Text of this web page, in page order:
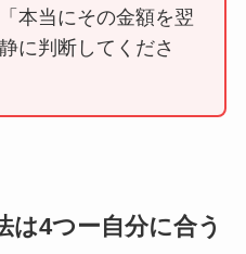
本当にその金額を翌
に判断してくださ
は4つー自分に合う